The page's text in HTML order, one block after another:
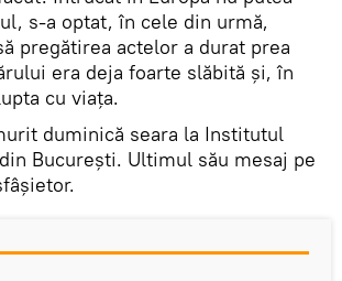
s-a optat, în cele din urmă,
pregătirea actelor a durat prea
era deja foarte slăbită şi, în
cu viaţa.
duminică seara la Institutul
Bucureşti. Ultimul său mesaj pe